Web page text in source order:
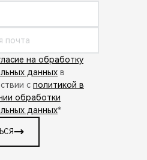
на обработку
данных в
с политикой в
обработки
данных*